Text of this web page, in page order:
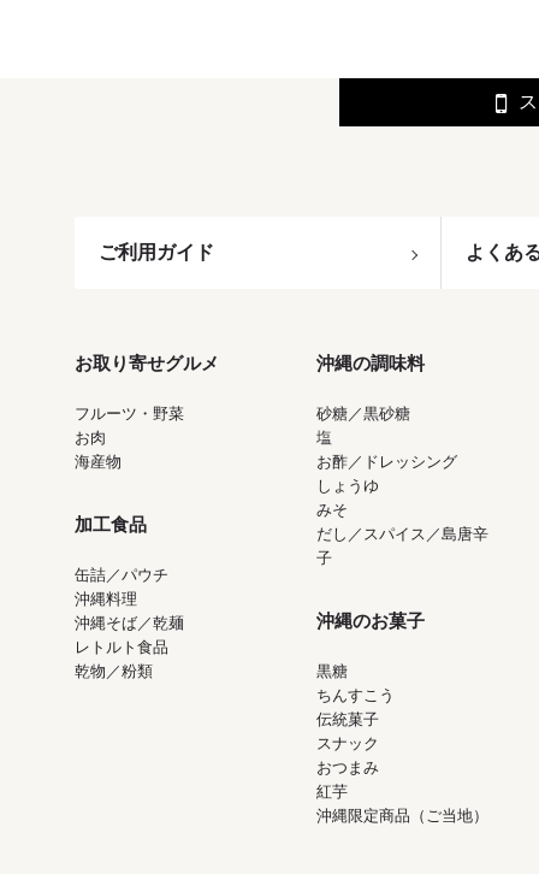
ご利用ガイド よくあ
お取り寄せグルメ
フルーツ・野菜
お肉
海産物
加工食品
缶詰／パウチ
沖縄料理
沖縄そば／乾麺
レトルト食品
乾物／粉類
沖縄の調味料
砂糖／黒砂糖
塩
お酢／ドレッシング
しょうゆ
みそ
だし／スパイス／島唐辛
子
沖縄のお菓子
黒糖
ちんすこう
伝統菓子
スナック
おつまみ
紅芋
沖縄限定商品（ご当地）